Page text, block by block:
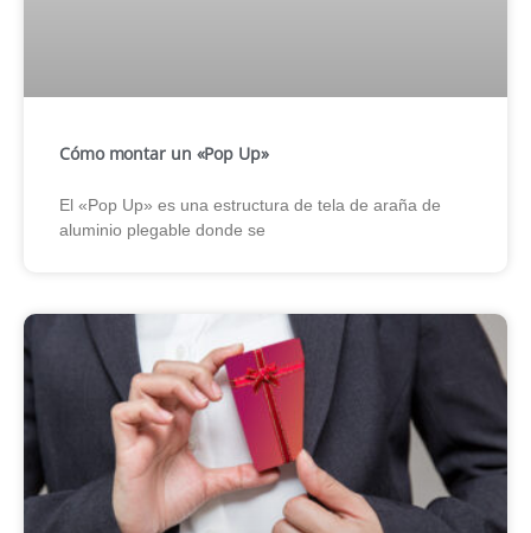
Cómo montar un «Pop Up»
El «Pop Up» es una estructura de tela de araña de
aluminio plegable donde se